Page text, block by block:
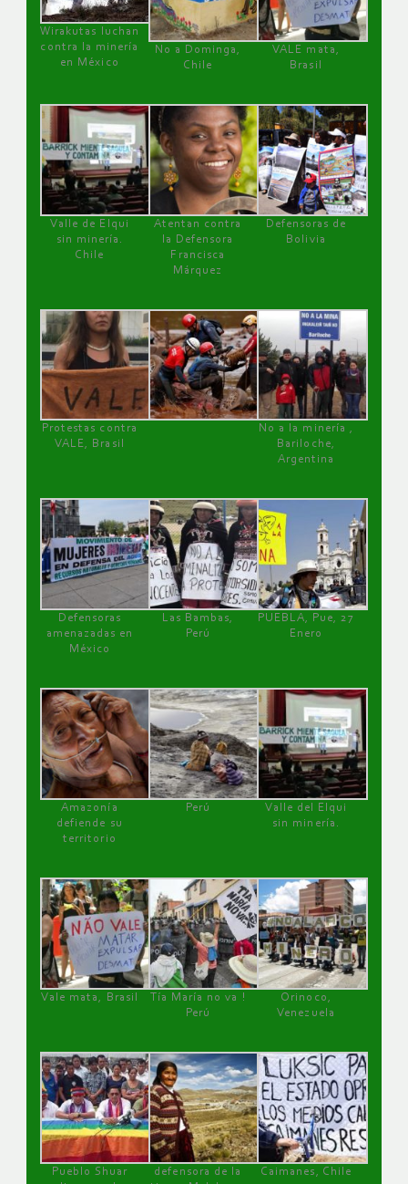
Wirakutas luchan
contra la minería
en México
No a Dominga,
Chile
VALE mata,
Brasil
Valle de Elqui
sin minería.
Chile
Atentan contra
la Defensora
Francisca
Márquez
Defensoras de
Bolivia
Protestas contra
VALE, Brasil
No a la minería ,
Bariloche,
Argentina
Defensoras
amenazadas en
México
Las Bambas,
Perú
PUEBLA, Pue, 27
Enero
Amazonía
defiende su
territorio
Perú
Valle del Elqui
sin minería.
Vale mata, Brasil
Tía María no va !
Perú
Orinoco,
Venezuela
Pueblo Shuar
defensora de la
Caimanes, Chile